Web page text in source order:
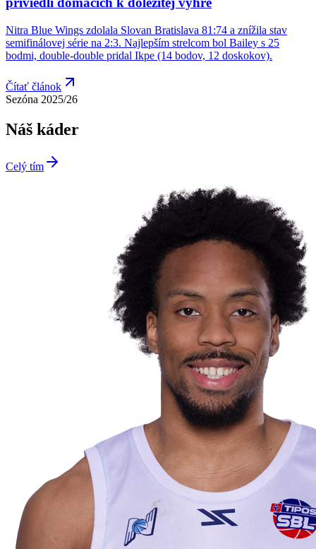
Nitra Blue Wings zdolala Slovan Bratislava 81:74 a znížila stav
semifinálovej série na 2:3. Najlepším strelcom bol Bailey s 25
bodmi, double-double pridal Ikpe (14 bodov, 12 doskokov).
Čítať článok
Sezóna 2025/26
Náš káder
Celý tím